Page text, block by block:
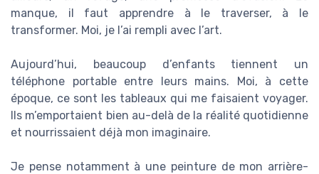
manque, il faut apprendre à le traverser, à le
transformer. Moi, je l’ai rempli avec l’art.
Aujourd’hui, beaucoup d’enfants tiennent un
téléphone portable entre leurs mains. Moi, à cette
époque, ce sont les tableaux qui me faisaient voyager.
Ils m’emportaient bien au-delà de la réalité quotidienne
et nourrissaient déjà mon imaginaire.
Je pense notamment à une peinture de mon arrière-